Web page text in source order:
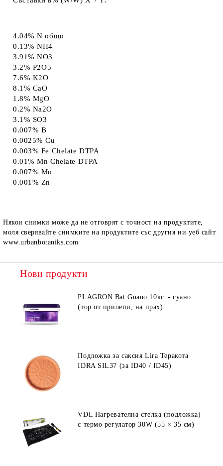
4.04% N общо
0.13% NH4
3.91% NO3
3.2% P2O5
7.6% K2O
8.1% CaO
1.8% MgO
0.2% Na2O
3.1% SO3
0.007% B
0.0025% Cu
0.003% Fe Chelate DTPA
0.01% Mn Chelate DTPA
0.007% Mo
0.001% Zn
Някои снимки може да не отговрят с точност на продуктите,
моля сверявайте снимките на продуктите със другия ни уеб сайт
www.urbanbotaniks.com
Нови продукти
PLAGRON Bat Guano 10кг. - гуано
(тор от прилепи, на прах)
Подложка за саксия Lira Теракота
IDRA SIL37 (за ID40 / ID45)
VDL Нагревателна стелка (подложка)
с термо регулатор 30W (55 × 35 см)